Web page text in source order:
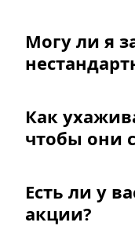
Могу ли я
Как
чтобы они
Есть ли у
акции?